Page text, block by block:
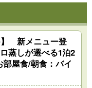
新メニュー登
蒸しが選べる1泊2
屋食/朝食：バイ